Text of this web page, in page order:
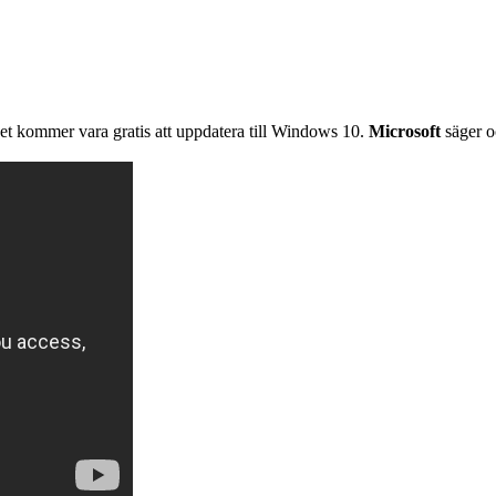
kommer vara gratis att uppdatera till Windows 10. Microsoft säger